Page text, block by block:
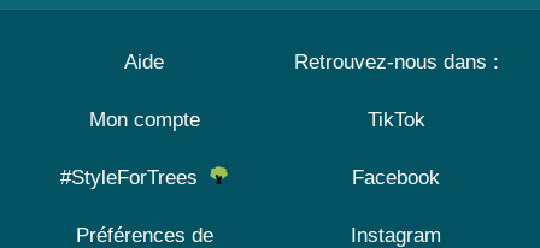
Aide
Mon compte
#StyleForTrees
Préférences de
Retrouvez-nous dans :
TikTok
Facebook
Instagram